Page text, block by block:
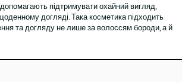
допомагають підтримувати охайний вигляд,
догляді. Така косметика підходить
та догляду не лише за волоссям бороди, а й